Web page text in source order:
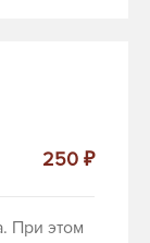
250 ₽
При этом